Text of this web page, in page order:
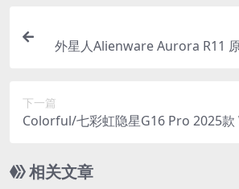
外星人Alienware Aurora R11
下一篇
Colorful/七彩虹隐星G16 Pro 2025款
相关文章